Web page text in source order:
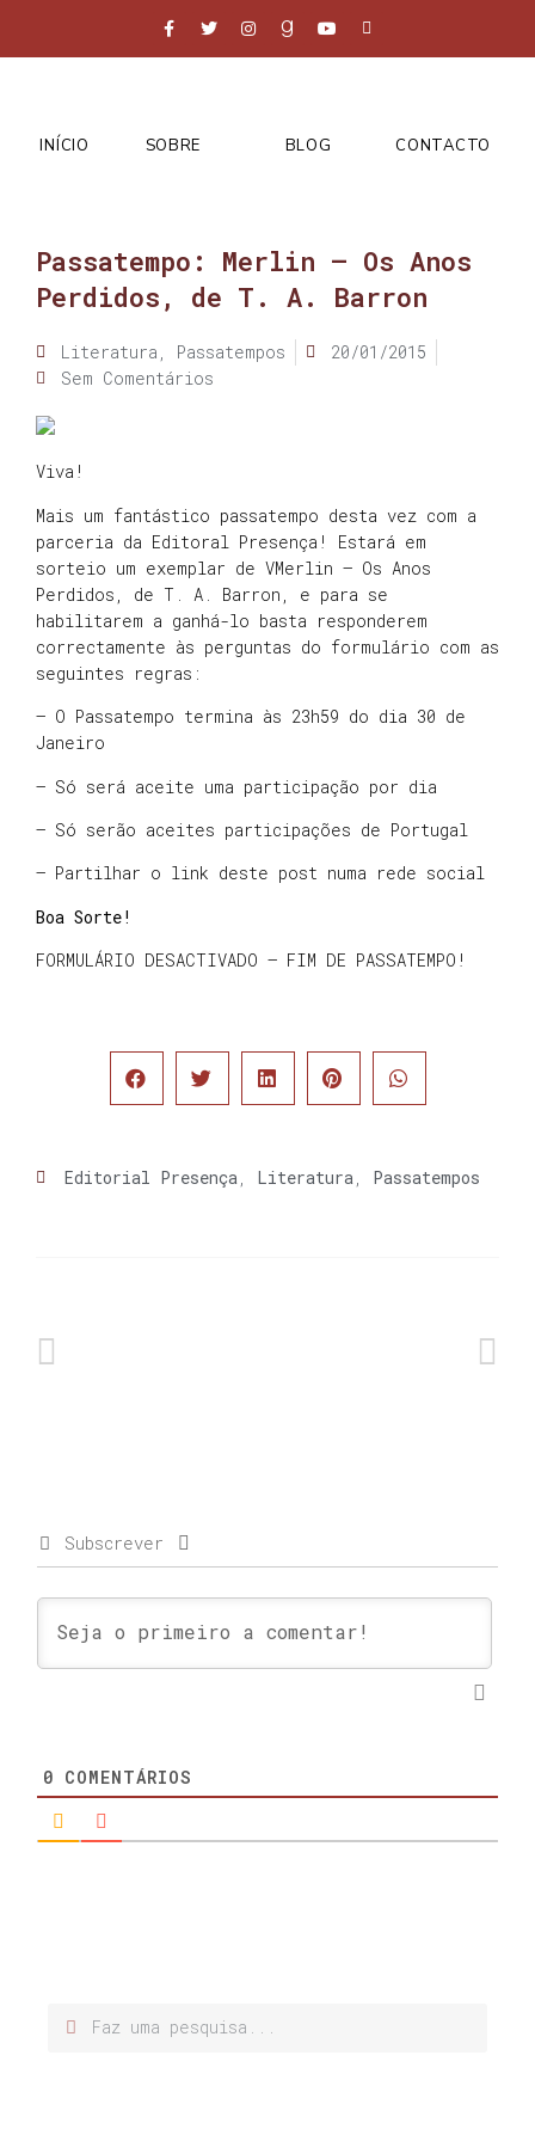
INÍCIO SOBRE BLOG CONTACTO
Passatempo: Merlin – Os Anos
Perdidos, de T. A. Barron
Literatura , Passatempos
20/01/2015
Sem Comentários
Viva!
Mais um fantástico passatempo desta vez com a
parceria da Editoral Presença! Estará em
sorteio um exemplar de VMerlin – Os Anos
Perdidos, de T. A. Barron, e para se
habilitarem a ganhá-lo basta responderem
correctamente às perguntas do formulário com as
seguintes regras:
– O Passatempo termina às 23h59 do dia 30 de
Janeiro
– Só será aceite uma participação por dia
– Só serão aceites participações de Portugal
– Partilhar o link deste post numa rede social
Boa Sorte!
FORMULÁRIO DESACTIVADO – FIM DE PASSATEMPO!
Editorial Presença Literatura Passatempos
Subscrever
0 COMENTÁRIOS